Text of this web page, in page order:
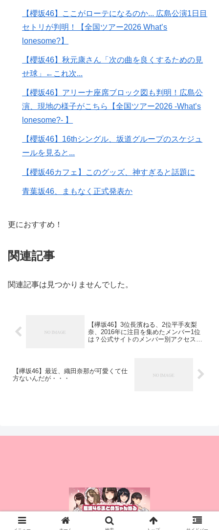
【櫻坂46】ここがローテになるのか... 広島公演1日目
セトリが判明！【全国ツアー2026 What’s
lonesome?】
【櫻坂46】秋元康さん「次の曲を良くするための見
せ球」←これ次...
【櫻坂46】アリーナ座席ブロック図も判明！広島公
演、現地の様子がこちら【全国ツアー2026 -What’s
lonesome?- 】
【櫻坂46】16thシングル、坂道グループのスケジュ
ールを見ると...
【櫻坂46カフェ】このグッズ、神すぎると話題に
青葉坂46、まもなく正式発表か
更におすすめ！
関連記事
関連記事は見つかりませんでした。
【欅坂46】3位長濱ねる、2位平手友梨
奈、2016年に注目を集めたメンバー1位
は？公式サイトのメンバー別アクセス数
【欅坂46】最近、織田奈那が可愛くて仕
方ないんだが・・・
© 2015 櫻坂46まとめちゃんねる.